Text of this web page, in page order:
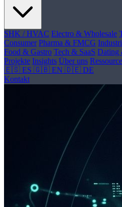
SHK / HVAC Electro & Wholesale
Consumer Pharma & FMCG
Food & Gastro Tech & SaaS Dating
Projekte Insights Über uns
🇪🇸 ES 🇬🇧 EN 🇩🇪 DE
Kontakt